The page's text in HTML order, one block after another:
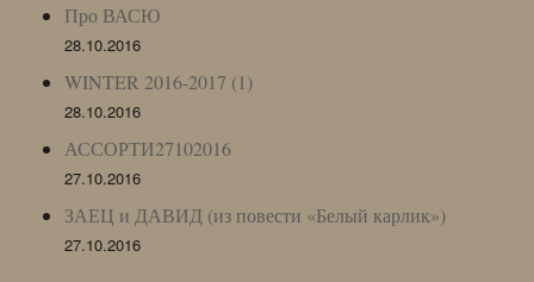
Про ВАСЮ
28.10.2016
WINTER 2016-2017 (1)
28.10.2016
АССОРТИ27102016
27.10.2016
ЗАЕЦ и ДАВИД (из повести «Белый карлик»)
27.10.2016